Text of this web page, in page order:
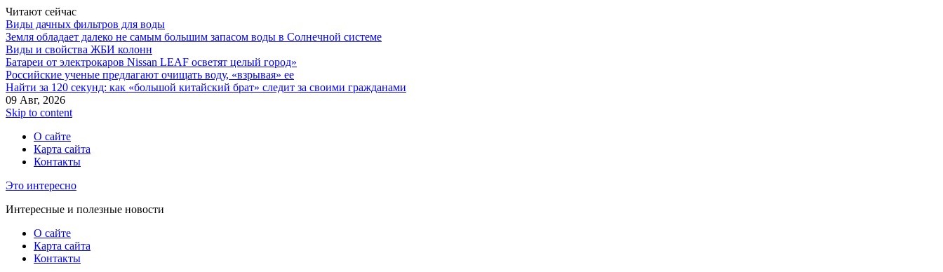
Читают сейчас
Виды дачных фильтров для воды
Земля обладает далеко не самым большим запасом воды в Солнечной системе
Виды и свойства ЖБИ колонн
Батареи от электрокаров Nissan LEAF осветят целый город»
Российские ученые предлагают очищать воду, «взрывая» ее
Найти за 120 секунд: как «большой китайский брат» следит за своими гражданами
09 Авг, 2026
Skip to content
О сайте
Карта сайта
Контакты
Это интересно
Интересные и полезные новости
О сайте
Карта сайта
Контакты